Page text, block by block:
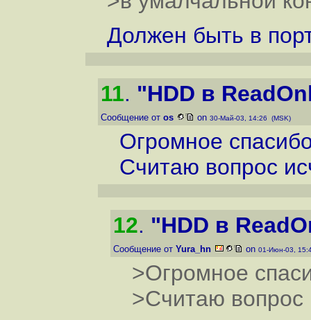
Должен быть в
11. "HDD в
Сообщение от os on 30-Май-03, 14:26 (MSK)
Огромное
Считаю вопрос
12. "HDD в
Сообщение от Yura_hn on 01-Июн-03,
>Огромное
>Считаю вопрос